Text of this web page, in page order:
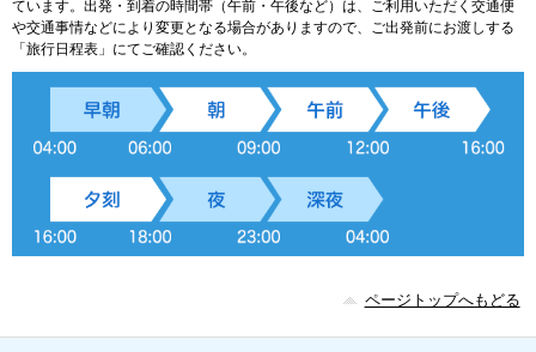
ています。出発・到着の時間帯（午前・午後など）は、ご利用いただく交通便
や交通事情などにより変更となる場合がありますので、ご出発前にお渡しする
「旅行日程表」にてご確認ください。
ページトップへもどる